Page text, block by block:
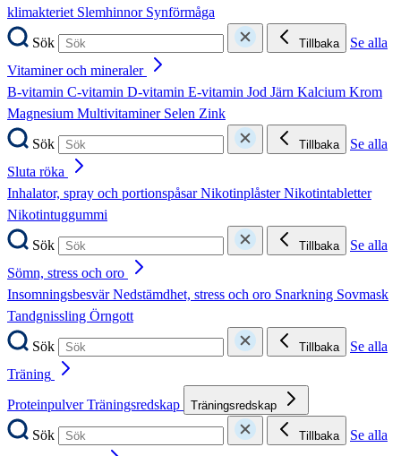
klimakteriet Slemhinnor Synförmåga
Sök
Tillbaka
Se alla
Vitaminer och mineraler
B-vitamin C-vitamin D-vitamin E-vitamin Jod Järn Kalcium Krom
Magnesium Multivitaminer Selen Zink
Sök
Tillbaka
Se alla
Sluta röka
Inhalator, spray och portionspåsarNikotinplåsterNikotintabletter
Nikotintuggummi
Sök
Tillbaka
Se alla
Sömn, stress och oro
InsomningsbesvärNedstämdhet, stress och oro Snarkning Sovmask
Tandgnissling Örngott
Sök
Tillbaka
Se alla
Träning
ProteinpulverTräningsredskap Träningsredskap
Sök Tillbaka
Se alla